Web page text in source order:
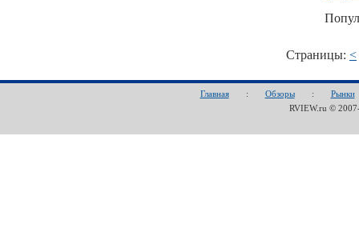
Страницы: <
Главная: Обзоры: Рынки
RVIEW.ru ©